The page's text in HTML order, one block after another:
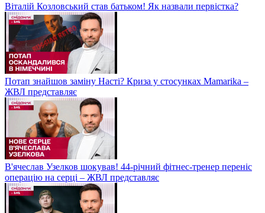
Віталій Козловський став батьком! Як назвали первістка?
Потап знайшов заміну Насті? Криза у стосунках Mamarika –
ЖВЛ представляє
В'ячеслав Узелков шокував! 44-річний фітнес-тренер переніс
операцію на серці – ЖВЛ представляє